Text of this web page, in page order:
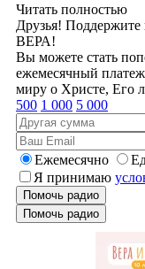
Читать полностью
Друзья!
ВЕРА!
Вы можете стать
ежемесячный
миру о Христе, Его
500 1 000 5 000
Ежемесячно
Я принимаю
Помочь радио
Помочь радио